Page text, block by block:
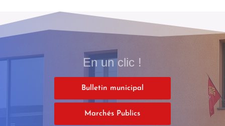
En un clic !
Bulletin municipal
Marchés Publics